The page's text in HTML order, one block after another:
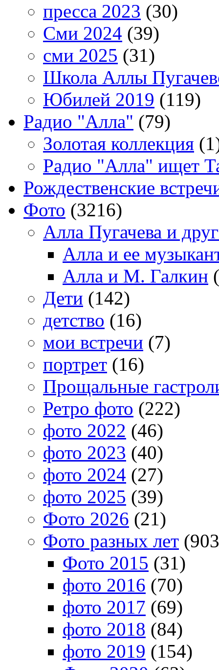
пресса 2023 (30)
Сми 2024 (39)
сми 2025 (31)
Школа Аллы
Юбилей 2019 (119)
Радио "Алла" (79)
Золотая коллекция
Радио "Алла" ищет
Рождественские
Фото (3216)
Алла Пугачева и
Алла и ее
Алла и М. Галкин
Дети (142)
детство (16)
мои встречи (7)
портрет (16)
Прощальные
Ретро фото (222)
фото 2022 (46)
фото 2023 (40)
фото 2024 (27)
фото 2025 (39)
Фото 2026 (21)
Фото разных лет
Фото 2015 (31)
фото 2016 (70)
фото 2017 (69)
фото 2018 (84)
фото 2019 (154)